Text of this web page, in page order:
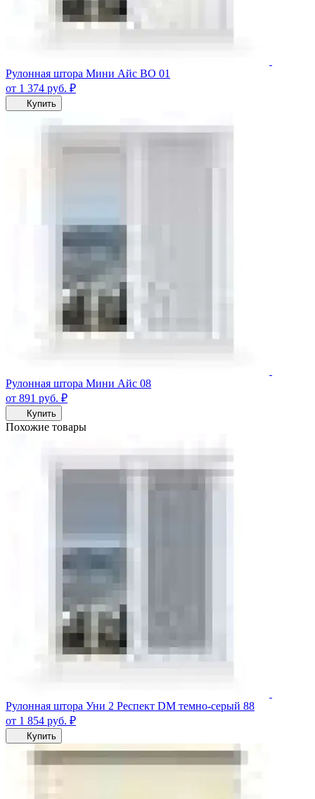
Рулонная штора Мини Айс ВО 01
от 1 374 руб. ₽
Купить
Рулонная штора Мини Айс 08
от 891 руб. ₽
Купить
Похожие товары
Рулонная штора Уни 2 Респект DM темно-серый 88
от 1 854 руб. ₽
Купить